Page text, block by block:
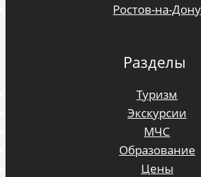
Ростов-на-Дону
Разделы
Туризм
Экскурсии
МЧС
Образование
Цены